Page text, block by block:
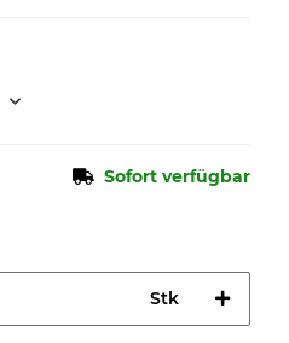
Sofort verfügbar
Stk